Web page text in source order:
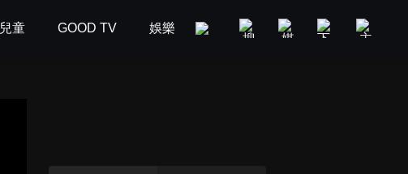
兒童 GOOD TV 娛樂 美食旅遊 新聞政論